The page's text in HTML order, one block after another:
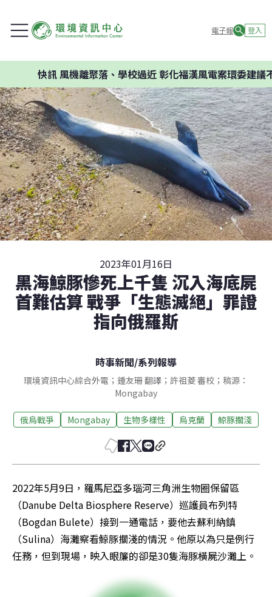
電子報 登入
風機離聚落、學校過近 彰化福漢風電案環委建議不應開發
2023年01月16日
黑海鯨豚慘死上千隻 沉入海底屍
首難估算 戰爭「生態滅絕」罪證
指向俄羅斯
時事新聞/系列報導
環境資訊中心綜合外電；鍾友珊 翻譯；許祖菱 審校；稿源：
Mongabay
俄烏戰爭 Mongabay 生物多樣性 烏克蘭 鯨豚擱淺
2022年5月9日，羅馬尼亞多瑙河三角洲生物圈保留區
（Danube Delta Biosphere Reserve）巡護員布列特
（Bogdan Bulete）接到一通電話，要他去蘇利納鎮
（Sulina）海灘察看鯨豚擱淺的情況。他原以為只是例行
任務，但到現場，映入眼簾的卻是30隻海豚橫屍沙灘上。